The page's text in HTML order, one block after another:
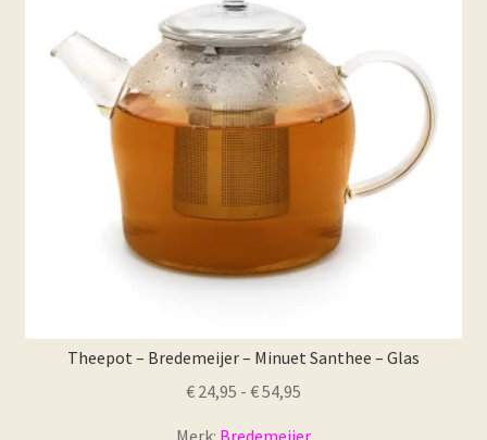
Theepot – Bredemeijer – Minuet Santhee – Glas
€ 24,95 - €54,95
Merk: Bredemeijer